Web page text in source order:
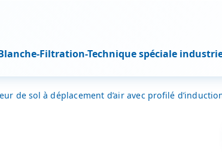
Filtration-Technique spéciale
de sol à déplacement d’air avec profilé